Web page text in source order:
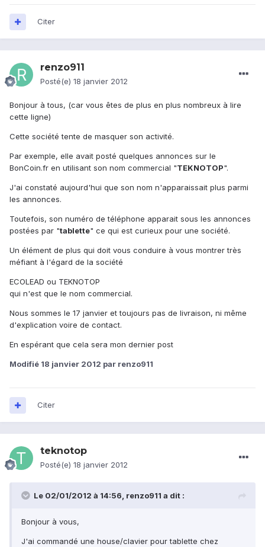
Citer
renzo911
Posté(e) 18 janvier 2012
Bonjour à tous, (car vous êtes de plus en plus nombreux à lire
cette ligne)
Cette société tente de masquer son activité.
Par exemple, elle avait posté quelques annonces sur le
BonCoin.fr en utilisant son nom commercial "TEKNOTOP".
J'ai constaté aujourd'hui que son nom n'apparaissait plus parmi
les annonces.
Toutefois, son numéro de téléphone apparait sous les annonces
postées par "tablette" ce qui est curieux pour une société.
Un élément de plus qui doit vous conduire à vous montrer très
méfiant à l'égard de la société
ECOLEAD ou TEKNOTOP
qui n'est que le nom commercial.
Nous sommes le 17 janvier et toujours pas de livraison, ni même
d'explication voire de contact.
En espérant que cela sera mon dernier post
Modifié 18 janvier 2012 par renzo911
Citer
teknotop
Posté(e) 18 janvier 2012
Le 02/01/2012 à 14:56, renzo911 a dit :
Bonjour à vous,
J'ai commandé une house/clavier pour tablette chez